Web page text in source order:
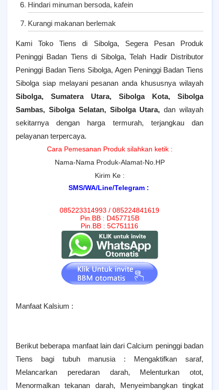
Hindari minuman bersoda, kafein
Kurangi makanan berlemak
Kami Toko Tiens di Sibolga, Segera Pesan Produk
Peninggi Badan Tiens di Sibolga, Telah Hadir Distributor
Peninggi Badan Tiens Sibolga, Agen Peninggi Badan Tiens
Sibolga siap melayani pesanan anda khususnya wilayah
Sibolga, Sumatera Utara, Sibolga Kota, Sibolga
Sambas, Sibolga Selatan, Sibolga Utara,dan wilayah
sekitarnya dengan harga termurah, terjangkau dan
pelayanan terpercaya.
Cara Pemesanan Produk silahkan ketik :
Nama-Nama Produk-Alamat-No.HP
Kirim Ke :
SMS/WA/Line/Telegram :
085223314993 / 085224841619
Pin.BB : D457715B
Pin.BB : 5C751116
Manfaat Kalsium :
Berikut beberapa manfaat lain dari Calcium peninggi badan
Tiens bagi tubuh manusia : Mengaktifkan saraf,
Melancarkan peredaran darah, Melenturkan otot,
Menormalkan tekanan darah, Menyeimbangkan tingkat